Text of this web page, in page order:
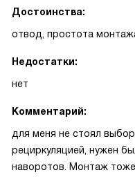
справляется со своей
Достоинства:
отвод, простота
Недостатки:
нет
Комментарий:
для меня не стоял
рециркуляцией, нужен
наворотов. Монтаж тоже